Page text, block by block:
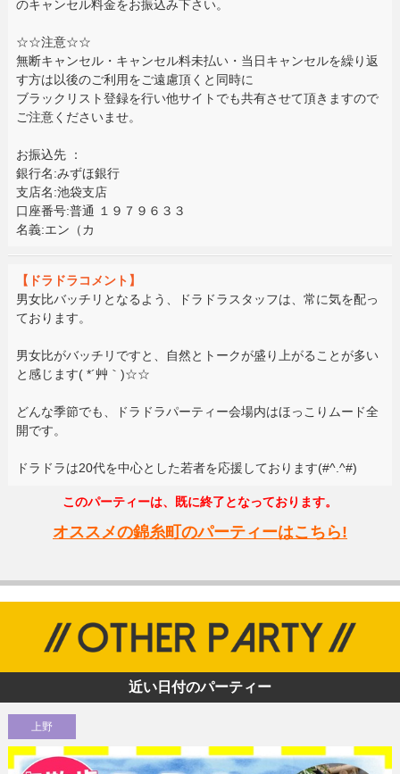
のキャンセル料金をお振込み下さい。
☆☆注意☆☆
無断キャンセル・キャンセル料未払い・当日キャンセルを繰り返
す方は以後のご利用をご遠慮頂くと同時に
ブラックリスト登録を行い他サイトでも共有させて頂きますので
ご注意くださいませ。
お振込先 ：
銀行名:みずほ銀行
支店名:池袋支店
口座番号:普通 １９７９６３３
名義:エン（カ
【ドラドラコメント】
男女比バッチリとなるよう、ドラドラスタッフは、常に気を配っ
ております。
男女比がバッチリですと、自然とトークが盛り上がることが多い
と感じます( *´艸｀)☆☆
どんな季節でも、ドラドラパーティー会場内はほっこりムード全
開です。
ドラドラは20代を中心とした若者を応援しております(#^.^#)
このパーティーは、既に終了となっております。
オススメの錦糸町のパーティーはこちら!
近い日付のパーティー
上野